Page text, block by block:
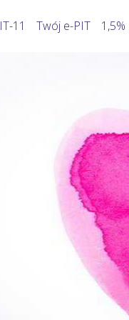
wynagrodzeń
walut
odsetek PIT
rozliczenia
zwrotu podatku
kilometrówki
przychodu
przychodu twórcy
składki zdrowotnej
nierejestrowana
opodatkowania
11 Twój e-PIT 1,5%